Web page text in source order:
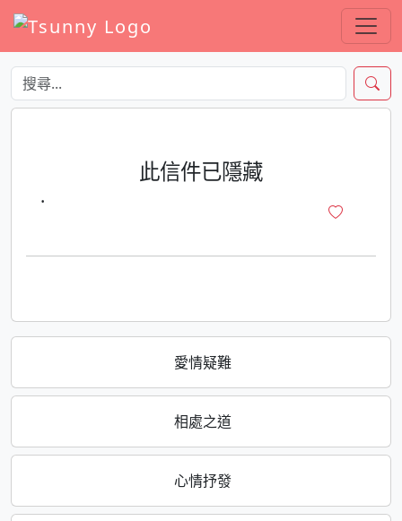
愛情疑難
相處之道
心情抒發
此信件已隱藏
·